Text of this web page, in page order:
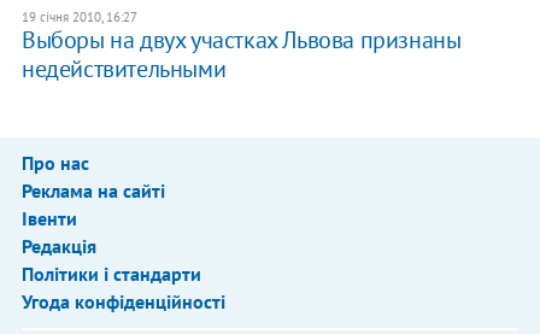
19 січня 2010, 16:27
Выборы на двух участках Львова признаны
недействительными
Про нас
Реклама на сайті
Івенти
Редакція
Політики і стандарти
Угода конфіденційності